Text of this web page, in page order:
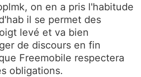
on en a pris l'habitude
il se permet des
levé et va bien
de discours en fin
Freemobile respectera
obligations.